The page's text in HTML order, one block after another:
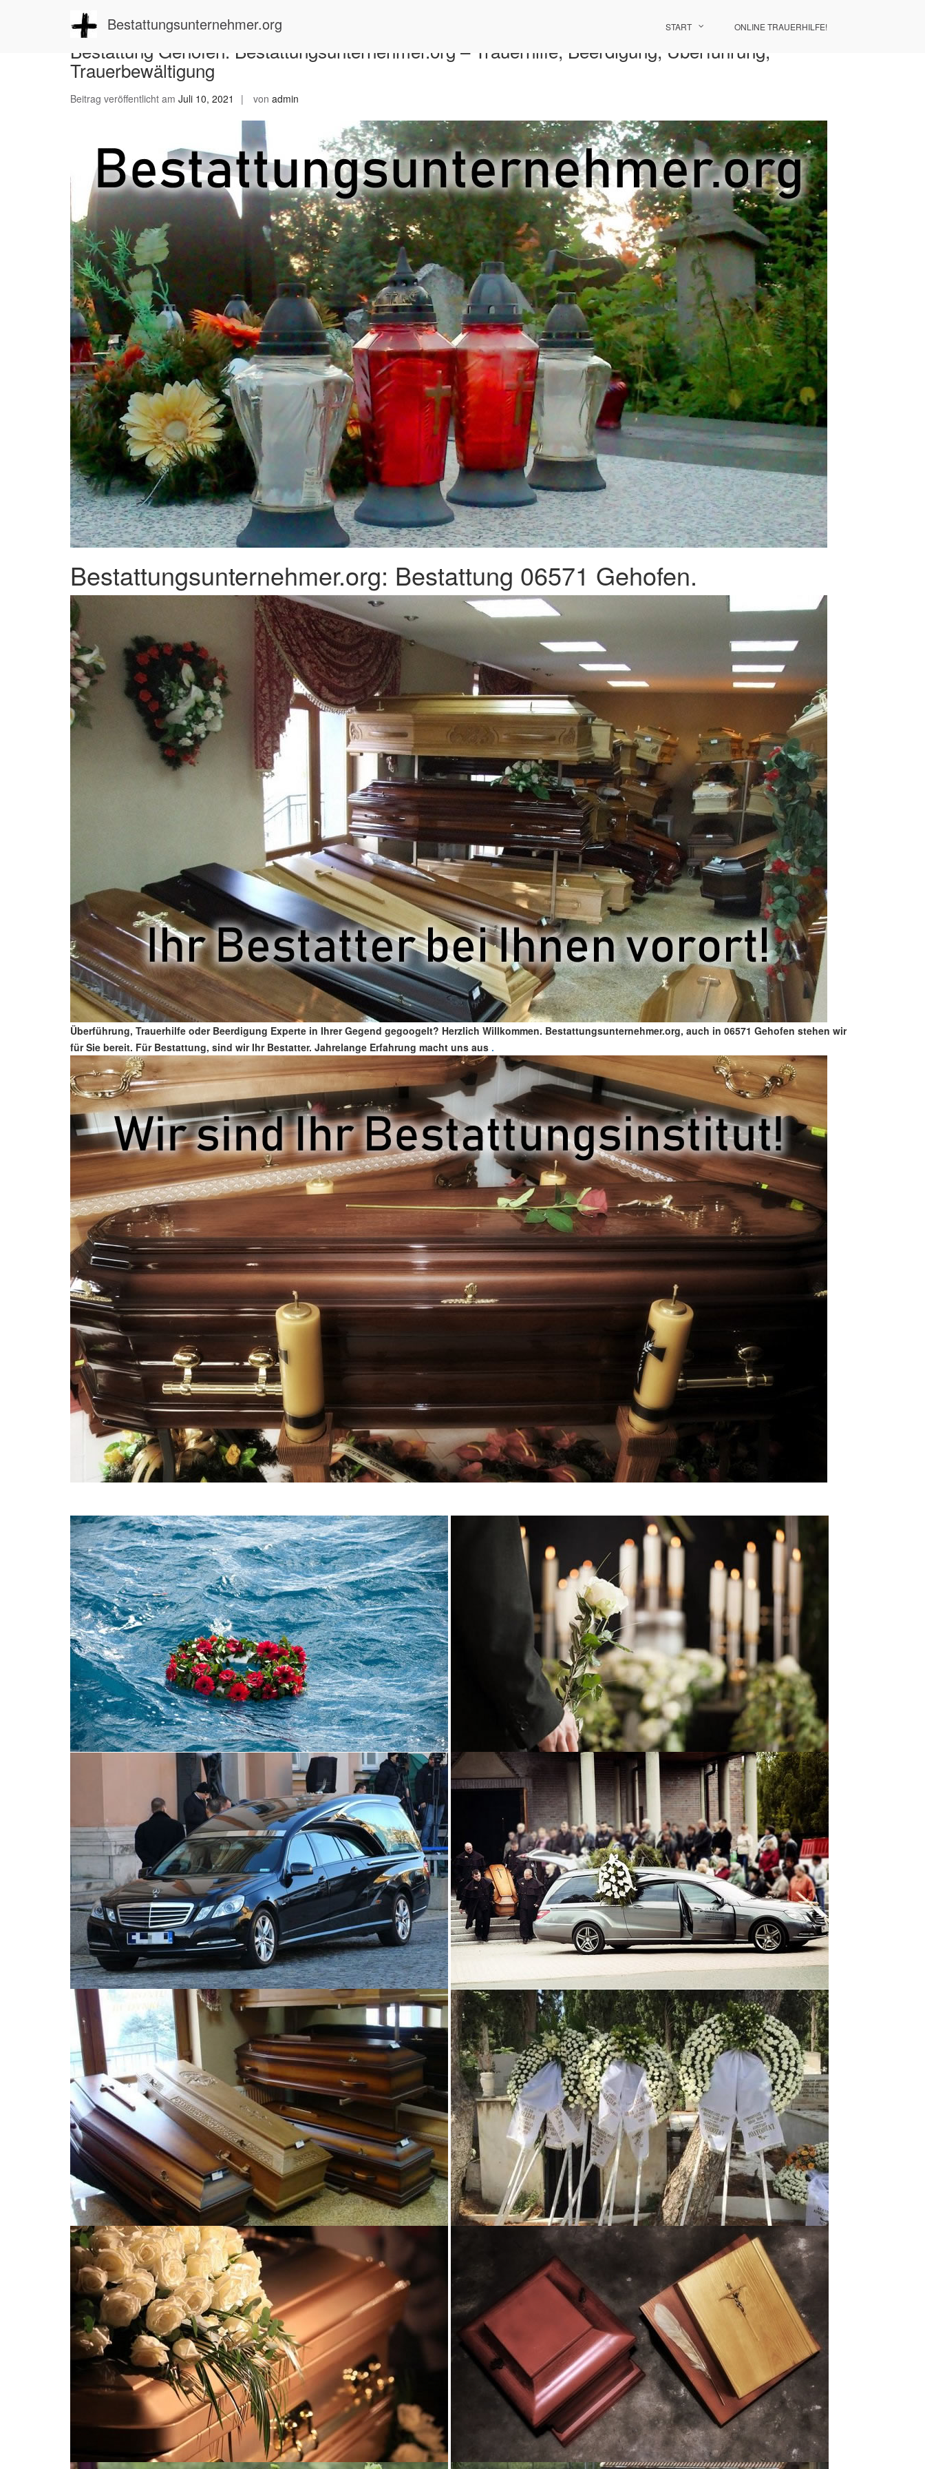
Bestattungsunternehmer.org START ONLINE TRAUERHILFE!
Bestattung Gehofen: Bestattungsunternehmer.org – Trauerhilfe, Beerdigung, Überführung,
Trauerbewältigung
Beitrag veröffentlicht am Juli 10, 2021 von admin
Bestattungsunternehmer.org: Bestattung 06571 Gehofen.
Überführung, Trauerhilfe oder Beerdigung Experte in Ihrer Gegend gegoogelt? Herzlich Willkommen. Bestattungsunternehmer.org, auch in 06571 Gehofen stehen wir
für Sie bereit. Für Bestattung, sind wir Ihr Bestatter. Jahrelange Erfahrung macht uns aus .